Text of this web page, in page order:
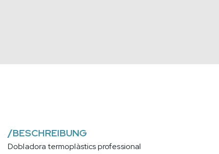
/BESCHREIBUNG
Dobladora termoplàstics professional